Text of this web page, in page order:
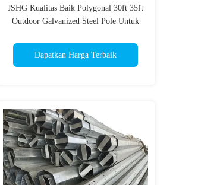
JSHG Kualitas Baik Polygonal 30ft 35ft
Outdoor Galvanized Steel Pole Untuk
Dapatkan Harga Terbaik